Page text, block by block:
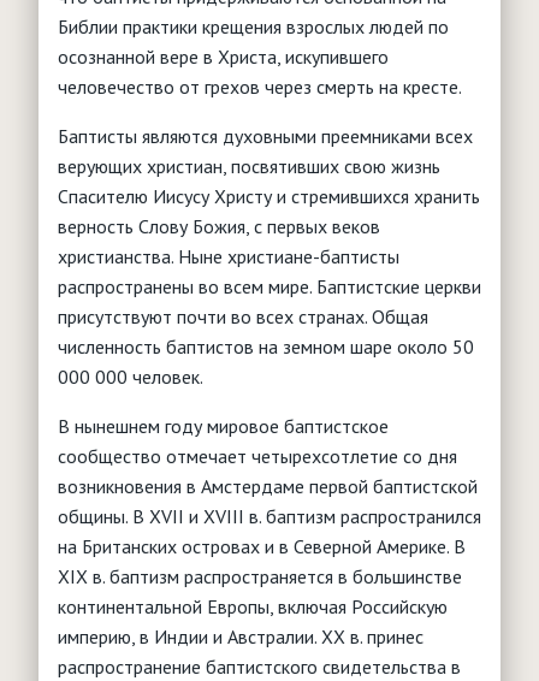
Интернет
Анонсы мероприятий
Видение и стратегия
Основы служения
Молитвенное служение
Миссия
Женщина и Библия
Сестра в церкви
Обучение
Душепопечение
Детское служение
События, новости, мероприятия
Что такое воскресная школа?
Чем заняться с детьми?
Служение детям с особыми нуждами
Детские клубы, лагеря, площадки
Христианский театр юного зрителя
Творчество
Вопросы - ответы
Партнерские организации
Дети в Библии
Помощь учителю
Юридические вопросы
Конституция РФ
Типовые уставы РО
Паспорт безопасности
Ответы на вопросы (FAQ)
Обработка персональных данных
"Баптист"
"Утренняя звезда"
"Логос"
"Миссионерские вести"
Библии практики крещения взрослых людей по
осознанной вере в Христа, искупившего
человечество от грехов через смерть на кресте.
Баптисты являются духовными преемниками всех
верующих христиан, посвятивших свою жизнь
Спасителю Иисусу Христу и стремившихся хранить
верность Слову Божия, с первых веков
христианства. Ныне христиане-баптисты
распространены во всем мире. Баптистские церкви
присутствуют почти во всех странах. Общая
численность баптистов на земном шаре около 50
000 000 человек.
В нынешнем году мировое баптистское
сообщество отмечает четырехсотлетие со дня
возникновения в Амстердаме первой баптистской
общины. В XVII и XVIII в. баптизм распространился
на Британских островах и в Северной Америке. В
ХIХ в. баптизм распространяется в большинстве
континентальной Европы, включая Российскую
империю, в Индии и Австралии. ХХ в. принес
распространение баптистского свидетельства в